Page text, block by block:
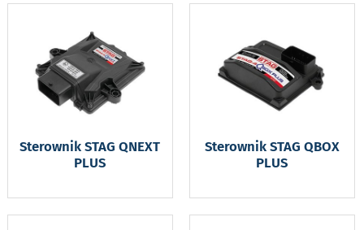
Sterownik STAG QNEXT
PLUS
Sterownik STAG QBOX
PLUS